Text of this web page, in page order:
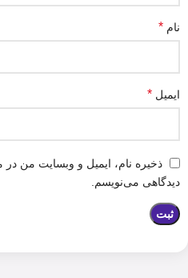
نام *
ایمیل *
ذخیره نام، ایمیل و وبسایت من در
دیدگاهی می‌نویسم.